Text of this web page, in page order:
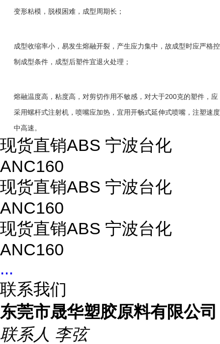
变形粘模，脱模困难，成型周期长；
成型收缩率小，易发生熔融开裂，产生应力集中，故成型时应严格控
制成型条件，成型后塑件宜退火处理；
熔融温度高，粘度高，对剪切作用不敏感，对大于200克的塑件，应
采用螺杆式注射机，喷嘴应加热，宜用开畅式延伸式喷嘴，注塑速度
中高速。
现货直销ABS 宁波台化
ANC160
现货直销ABS 宁波台化
ANC160
现货直销ABS 宁波台化
ANC160
...
联系我们
东莞市晟华塑胶原料有限公司
联系人 李弦